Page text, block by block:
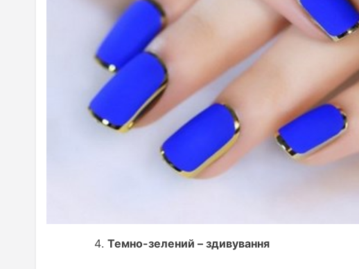
Темно-зелений – здивування